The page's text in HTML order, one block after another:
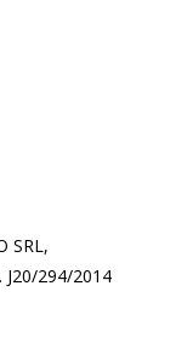
SRL,
J20/294/2014